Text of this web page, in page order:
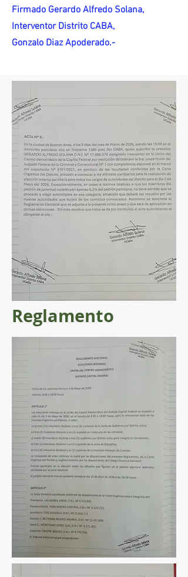
Firmado Gerardo Alfredo Solana,
Interventor Distrito CABA,
Gonzalo Diaz Apoderado.-
Reglamento